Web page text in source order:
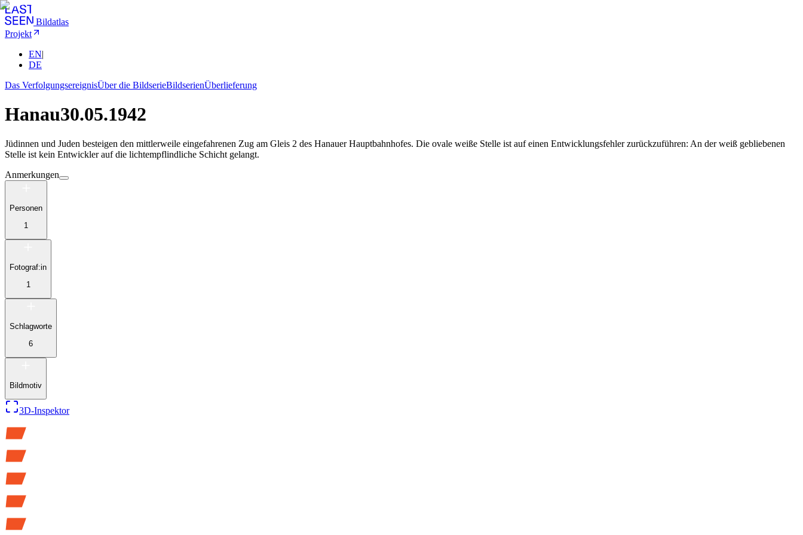
Bildatlas
Projekt
EN|
DE
Das VerfolgungsereignisÜber die BildserieBildserienÜberlieferung
Hanau30.05.1942
Jüdinnen und Juden besteigen den mittlerweile eingefahrenen Zug am Gleis 2 des Hanauer Hauptbahnhofes. Die ovale weiße Stelle ist auf einen Entwicklungsfehler zurückzuführen: An der weiß gebliebenen
Stelle ist kein Entwickler auf die lichtempflindliche Schicht gelangt.
Anmerkungen
Personen
1
Fotograf:in
1
Schlagworte
6
Bildmotiv
3D-Inspektor